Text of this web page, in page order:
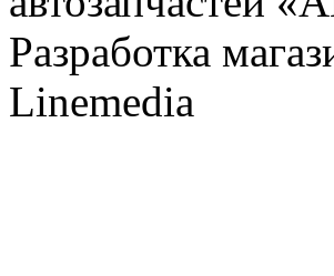
Разработка
Linemedia